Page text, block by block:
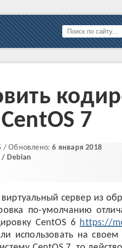
7
/ Обновлено:6 января 2018
/ Debian
сервер из
по-умолчанию
CentOS 6 https://
использовать на своем